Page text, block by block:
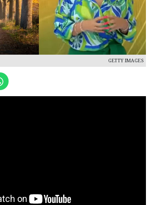
GETTY IMAGES